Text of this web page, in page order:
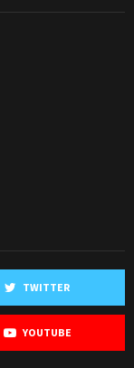
TWITTER
YOUTUBE